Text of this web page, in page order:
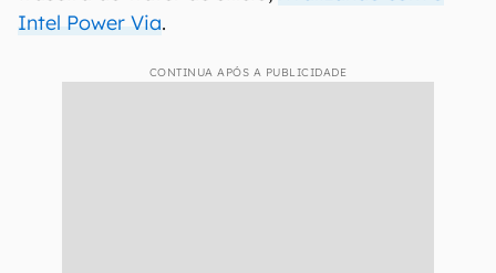
Intel Power Via.
CONTINUA APÓS A PUBLICIDADE